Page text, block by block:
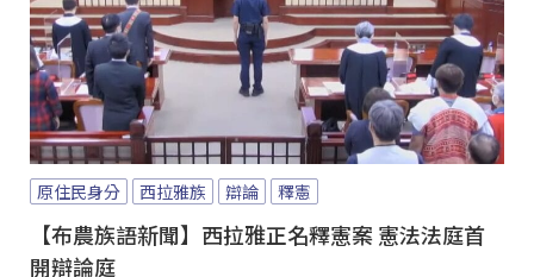
原住民身分 西拉雅族 辯論 釋憲
【布農族語新聞】西拉雅正名釋憲案 憲法法庭首
開辯論庭